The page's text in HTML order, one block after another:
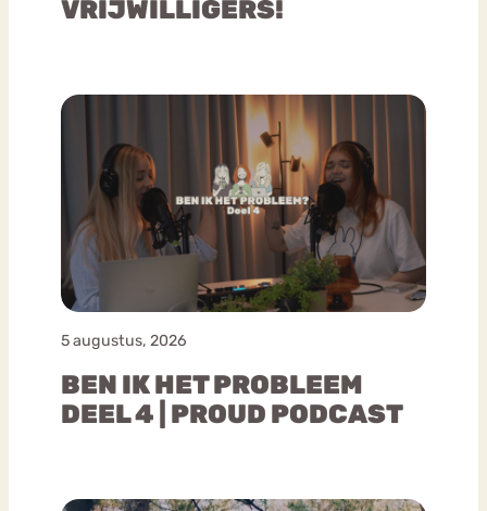
VRIJWILLIGERS!
5 augustus, 2026
BEN IK HET PROBLEEM
DEEL 4 | PROUD PODCAST